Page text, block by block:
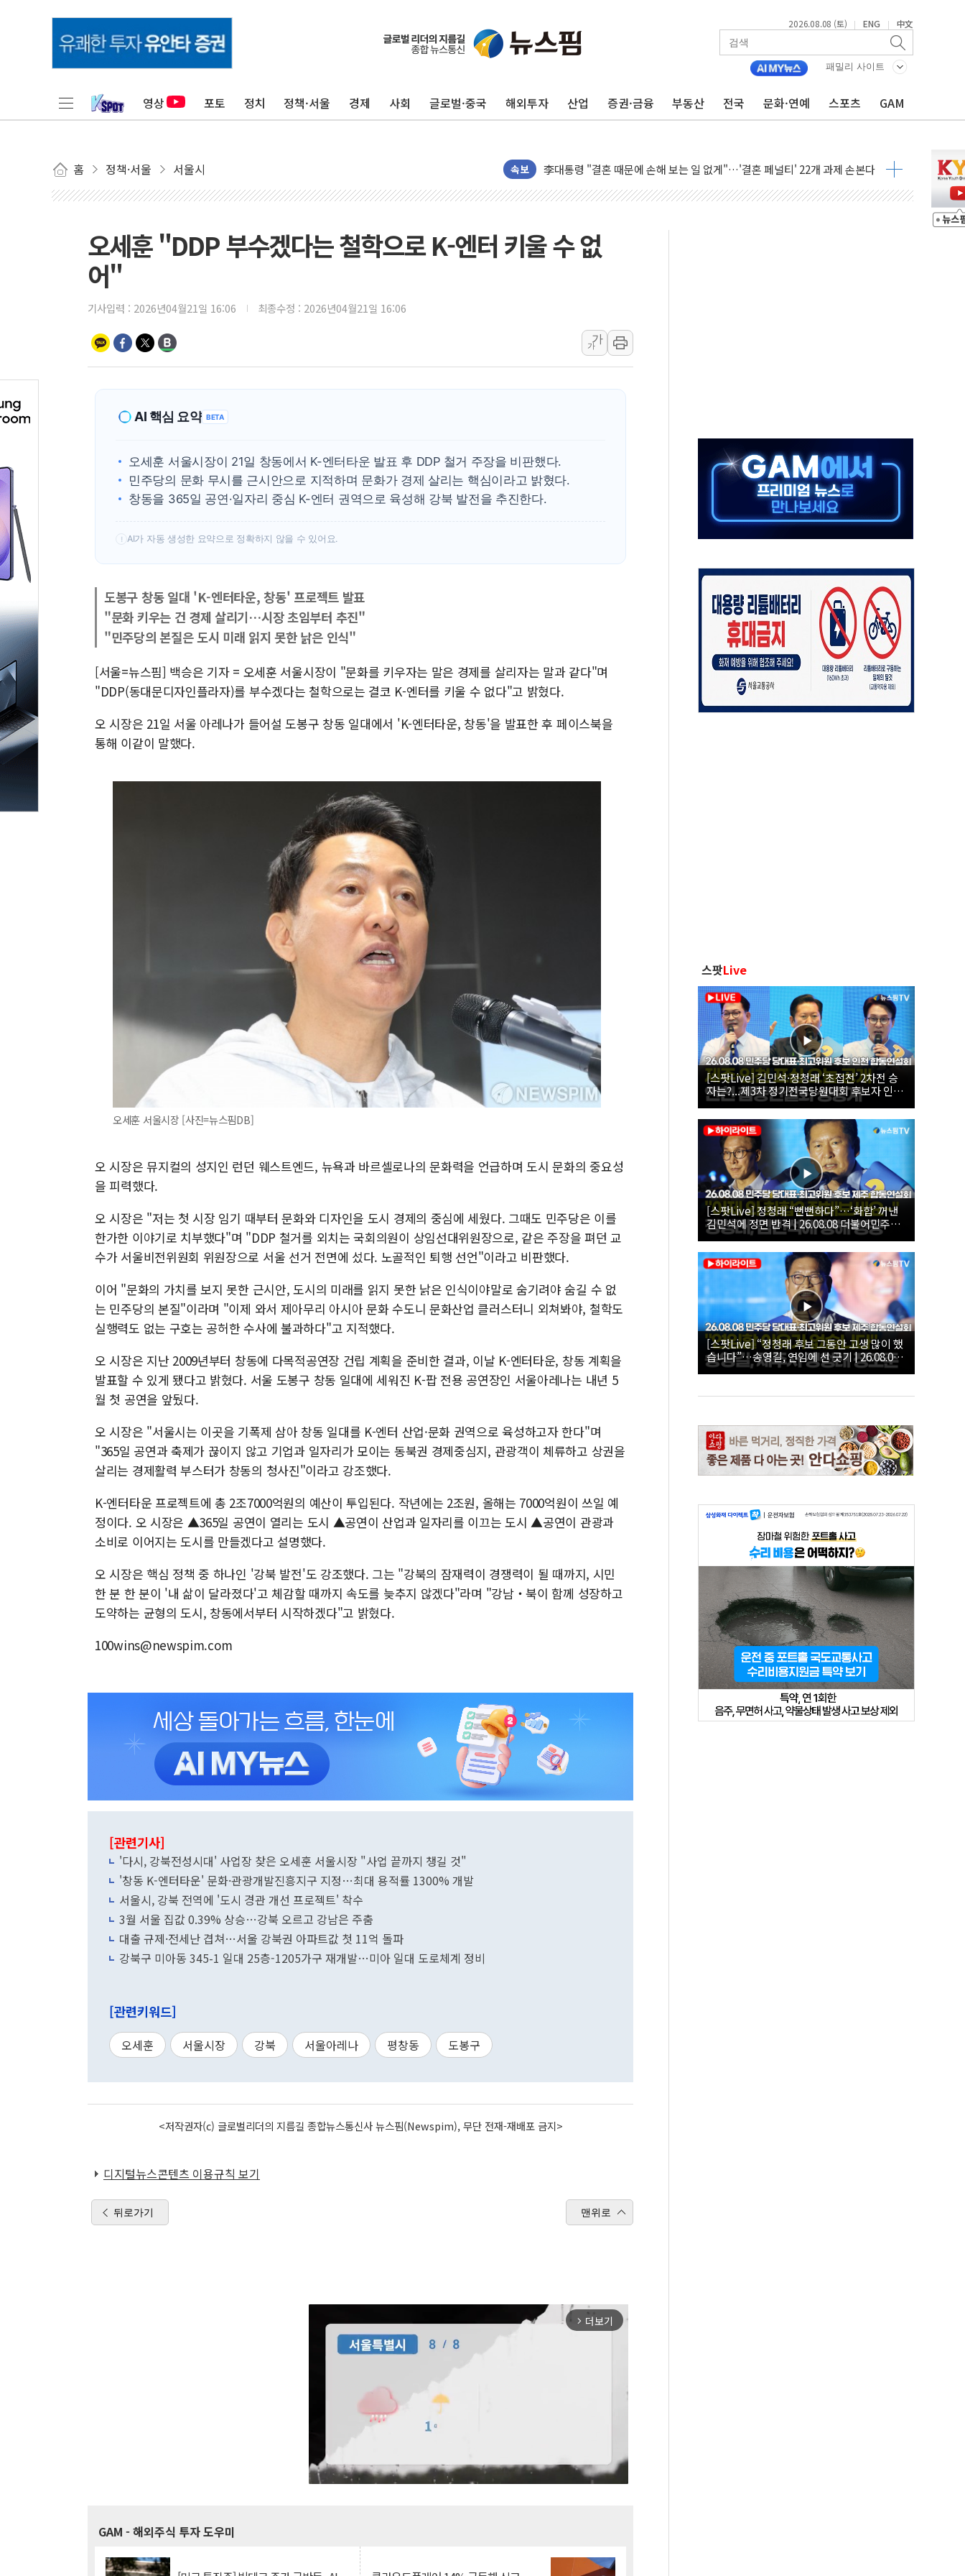
2026.08.08 (토) | ENG | 中文
패밀리 사이트
영상 포토 정치 정책·서울 경제 사회 글로벌·중국 해외투자 산업 증권·금융 부동산 전국 문화·연예 스포츠 GAM
홈 정책·서울 서울시 속보
이번주 국내 주요 금융일정(8.10~8.14)
美, 이란전 출구전략 만지작…공습 한계·탄약 부족 현실화
폐기물 수거하다 참변…60대 환경미화원 수거차에 치여 사망
서울 중랑구 주택가서 흉기 난동…60대 남성 2명 숨져
여수 오동도 인근 해상서 모터보트 전복…1명 사망·1명 실종
추미애, '위안부' 피해자 기림의 날 참석..."국제적 시민 연대로 목소리 내야"
인천서 말다툼 중 어머니 흉기 살해 10대 아들 체포
'화합' 꺼낸 김민석에 '뻔뻔' 받아친 정청래…제주 연설서 신경전 고조
中 전방위 아파트 부양, 수도 베이징도 부동산 규제 철폐
인제 용대리 계곡서 수위 상승으로 피서객 7명 고립…전원 구조
폭염에 車 운전면허 기능시험 오전 집중 편성…체감온도 38도 넘으면 중단
오세훈 "DDP 부수겠다는 철학으로 K-엔터 키울 수 없
어"
기사입력 : 2026년04월21일 16:06 최종수정 : 2026년04월21일 16:06
가
가
AI 핵심 요약 BETA
오세훈 서울시장이 21일 창동에서 K-엔터타운 발표 후 DDP 철거 주장을 비판했다.
민주당의 문화 무시를 근시안으로 지적하며 문화가 경제 살리는 핵심이라고 밝혔다.
창동을 365일 공연·일자리 중심 K-엔터 권역으로 육성해 강북 발전을 추진한다.
! AI가 자동 생성한 요약으로 정확하지 않을 수 있어요.
도봉구 창동 일대 'K-엔터타운, 창동' 프로젝트 발표
"문화 키우는 건 경제 살리기…시장 초임부터 추진"
"민주당의 본질은 도시 미래 읽지 못한 낡은 인식"
[서울=뉴스핌] 백승은 기자 = 오세훈 서울시장이 "문화를 키우자는 말은 경제를 살리자는 말과 같다"며
"DDP(동대문디자인플라자)를 부수겠다는 철학으로는 결코 K-엔터를 키울 수 없다"고 밝혔다.
오 시장은 21일 서울 아레나가 들어설 도봉구 창동 일대에서 'K-엔터타운, 창동'을 발표한 후 페이스북을
통해 이같이 말했다.
오세훈 서울시장 [사진=뉴스핌DB]
오 시장은 뮤지컬의 성지인 런던 웨스트엔드, 뉴욕과 바르셀로나의 문화력을 언급하며 도시 문화의 중요성
을 피력했다.
오 시장은 "저는 첫 시장 임기 때부터 문화와 디자인을 도시 경제의 중심에 세웠다. 그때도 민주당은 이를
한가한 이야기로 치부했다"며 "DDP 철거를 외치는 국회의원이 상임선대위원장으로, 같은 주장을 펴던 교
수가 서울비전위원회 위원장으로 서울 선거 전면에 섰다. 노골적인 퇴행 선언"이라고 비판했다.
이어 "문화의 가치를 보지 못한 근시안, 도시의 미래를 읽지 못한 낡은 인식이야말로 숨기려야 숨길 수 없
는 민주당의 본질"이라며 "이제 와서 제아무리 아시아 문화 수도니 문화산업 클러스터니 외쳐봐야, 철학도
실행력도 없는 구호는 공허한 수사에 불과하다"고 지적했다.
오 시장은 지난 2009년부터 창동에 다목적공연장 건립 계획을 준비한 결과, 이날 K-엔터타운, 창동 계획을
발표할 수 있게 됐다고 밝혔다. 서울 도봉구 창동 일대에 세워진 K-팝 전용 공연장인 서울아레나는 내년 5
월 첫 공연을 앞뒀다.
오 시장은 "서울시는 이곳을 기폭제 삼아 창동 일대를 K-엔터 산업·문화 권역으로 육성하고자 한다"며
"365일 공연과 축제가 끊이지 않고 기업과 일자리가 모이는 동북권 경제중심지, 관광객이 체류하고 상권을
살리는 경제활력 부스터가 창동의 청사진"이라고 강조했다.
K-엔터타운 프로젝트에 총 2조7000억원의 예산이 투입된다. 작년에는 2조원, 올해는 7000억원이 쓰일 예
정이다. 오 시장은 ▲365일 공연이 열리는 도시 ▲공연이 산업과 일자리를 이끄는 도시 ▲공연이 관광과
소비로 이어지는 도시를 만들겠다고 설명했다.
오 시장은 핵심 정책 중 하나인 '강북 발전'도 강조했다. 그는 "강북의 잠재력이 경쟁력이 될 때까지, 시민
한 분 한 분이 '내 삶이 달라졌다'고 체감할 때까지 속도를 늦추지 않겠다"라며 "강남‧북이 함께 성장하고
도약하는 균형의 도시, 창동에서부터 시작하겠다"고 밝혔다.
100wins@newspim.com
[관련기사]
'다시, 강북전성시대' 사업장 찾은 오세훈 서울시장 "사업 끝까지 챙길 것"
'창동 K-엔터타운' 문화·관광개발진흥지구 지정…최대 용적률 1300% 개발
서울시, 강북 전역에 '도시 경관 개선 프로젝트' 착수
3월 서울 집값 0.39% 상승…강북 오르고 강남은 주춤
대출 규제·전세난 겹쳐…서울 강북권 아파트값 첫 11억 돌파
강북구 미아동 345-1 일대 25층-1205가구 재개발…미아 일대 도로체계 정비
[관련키워드]
오세훈 서울시장 강북 서울아레나 평창동 도봉구
<저작권자(c) 글로벌리더의 지름길 종합뉴스통신사 뉴스핌(Newspim), 무단 전재-재배포 금지>
디지털뉴스콘텐츠 이용규칙 보기
뒤로가기 맨위로
arrow_forward_ios 더보기
GAM - 해외주식 투자 도우미
스팟Live
[스팟Live] 김민석·정청래 ‘초접전’ 2차전 승
자는?...제3차 정기전국당원대회 후보자 인천
합동연설회 생중계 | 26.08.08
[스팟Live] 정청래 “뻔뻔하다”…‘화합’ 꺼낸
김민석에 정면 반격 | 26.08.08 더불어민주당
당대표·최고위원 후보 제주 합동연설회
[스팟Live] “정청래 후보 그동안 고생 많이 했
습니다”…송영길, 연임에 선 긋기 | 26.08.08
더불어민주당 당대표·최고위원 후보 제주 합